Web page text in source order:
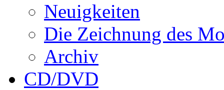
Neuigkeiten
Die Zeichnung des
Archiv
CD/DVD